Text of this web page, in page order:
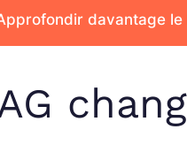
davantage le